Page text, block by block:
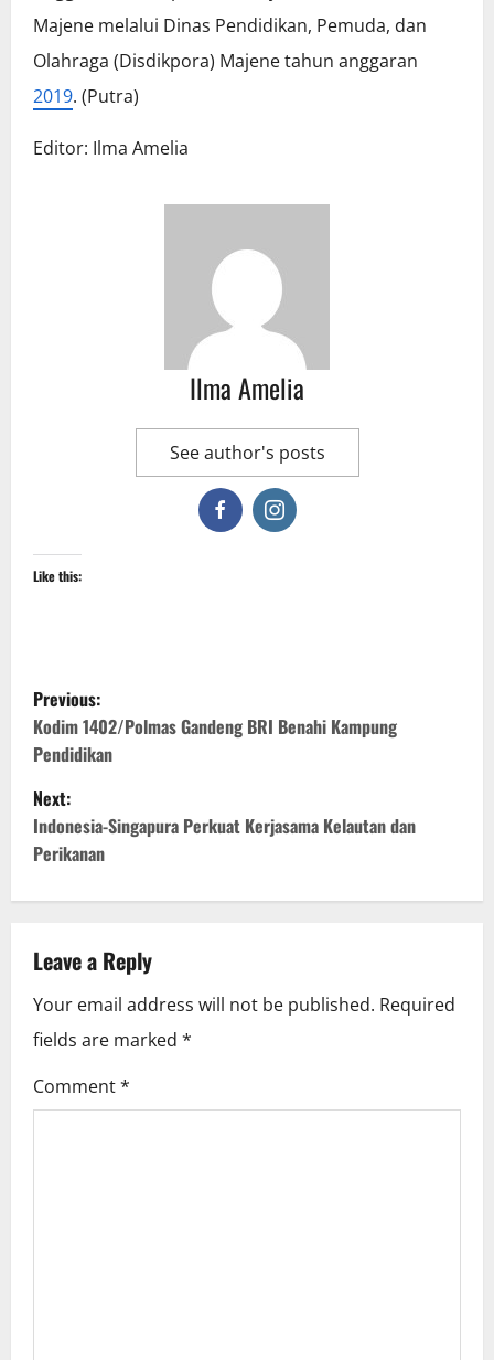
Majene melalui Dinas Pendidikan, Pemuda, dan
Olahraga (Disdikpora) Majene tahun anggaran
2019. (Putra)
Editor: Ilma Amelia
Ilma Amelia
See author's posts
Like this:
P
o
s
t
n
v
i
g
a
Previous:
Kodim 1402/Polmas Gandeng BRI Benahi Kampung
Pendidikan
Next:
Indonesia-Singapura Perkuat Kerjasama Kelautan dan
Perikanan
Leave a Reply
Your email address will not be published. Required
fields are marked *
Comment*